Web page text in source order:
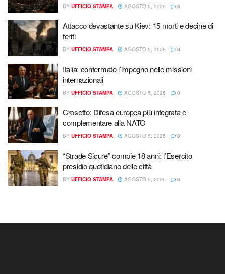
BY UFFICIO STAMPA AGOSTO 5, 2026 0
Attacco devastante su Kiev: 15 morti e decine di
feriti
BY UFFICIO STAMPA AGOSTO 5, 2026 0
Italia: confermato l’impegno nelle missioni
internazionali
BY UFFICIO STAMPA AGOSTO 5, 2026 0
Crosetto: Difesa europea più integrata e
complementare alla NATO
BY UFFICIO STAMPA AGOSTO 5, 2026 0
“Strade Sicure” compie 18 anni: l’Esercito
presidio quotidiano delle città
BY UFFICIO STAMPA AGOSTO 5, 2026 0